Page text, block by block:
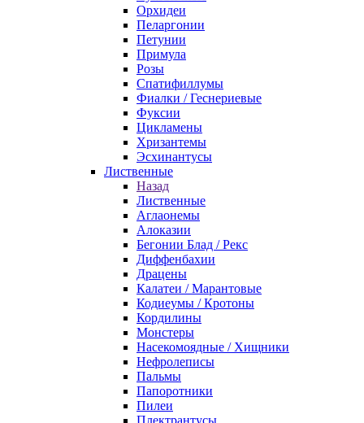
Орхидеи
Пеларгонии
Петунии
Примула
Розы
Спатифиллумы
Фиалки / Геснериевые
Фуксии
Цикламены
Хризантемы
Эсхинантусы
Лиственные
Назад
Лиственные
Аглаонемы
Алоказии
Бегонии Блад / Рекс
Диффенбахии
Драцены
Калатеи / Марантовые
Кодиеумы / Кротоны
Кордилины
Монстеры
Насекомоядные / Хищники
Нефролеписы
Пальмы
Папоротники
Пилеи
Плектрантусы